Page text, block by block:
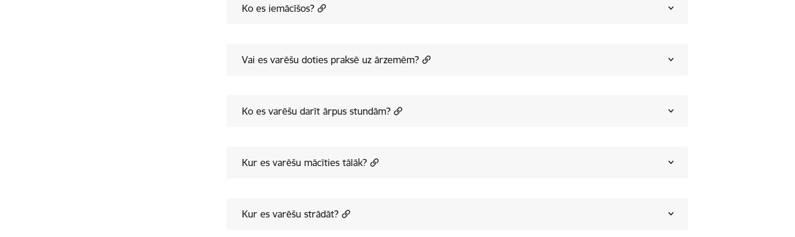
Ko es iemācīšos?
Vai es varēšu doties praksē uz ārzemēm?
Ko es varēšu darīt ārpus stundām?
Kur es varēšu mācīties tālāk?
Kur es varēšu strādāt?